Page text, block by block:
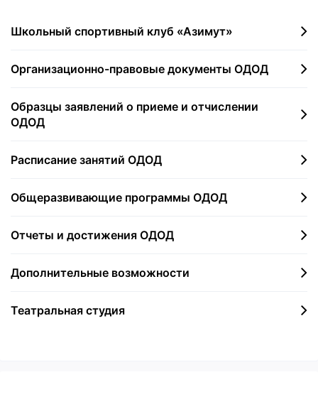
Школьный спортивный клуб «Азимут»
Организационно-правовые документы ОДОД
Образцы заявлений о приеме и отчислении
ОДОД
Расписание занятий ОДОД
Общеразвивающие программы ОДОД
Отчеты и достижения ОДОД
Дополнительные возможности
Театральная студия